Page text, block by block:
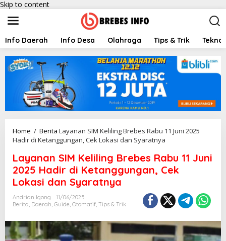
Skip to content
Info Daerah Info Desa Olahraga Tips & Trik
Home / Berita Layanan SIM Keliling Brebes Rabu 11 Juni 2025
Hadir di Ketanggungan, Cek Lokasi dan Syaratnya
Layanan SIM Keliling Brebes Rabu 11 Juni
2025 Hadir di Ketanggungan, Cek
Lokasi dan Syaratnya
Andrian Igong
11/06/2025
Berita, Daerah, Guide, Otomatif, Tips & Trik